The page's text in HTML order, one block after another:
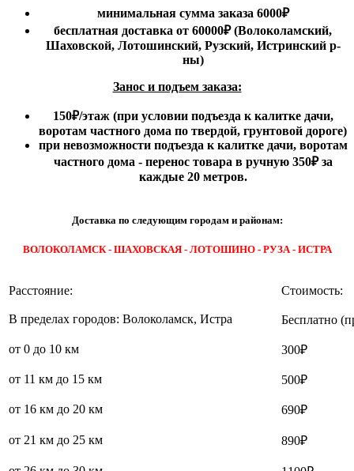
минимальная сумма заказа 6000₽
бесплатная доставка от 60000₽ (Волоколамский,
Шаховской, Лотошинский, Рузский, Истринский р-
ны)
Занос и подъем заказа:
150₽/этаж(при условии подъезда к калитке дачи,
воротам частного дома по твердой, грунтовой дороге)
при невозможности подъезда к калитке дачи, воротам
частного дома - перенос товара в ручную 350₽ за
каждые 20 метров.
Доставка по следующим городам и районам:
ВОЛОКОЛАМСК - ШАХОВСКАЯ - ЛОТОШИНО - РУЗА - ИСТРА
Расстояние: Стоимость:
В пределах городов: Волоколамск, Истра Бесплатно
от 0 до 10 км 300₽
от 11 км до 15 км 500₽
от 16 км до 20 км 690₽
от 21 км до 25 км 890₽